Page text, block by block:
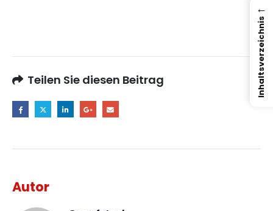
Teilen Sie diesen Beitrag
Autor
←
Inhaltsverzeichnis